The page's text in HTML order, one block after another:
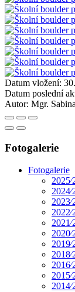
Datum vložení:
Datum poslední
Autor: Mgr.
Fotogalerie
Fotogalerie